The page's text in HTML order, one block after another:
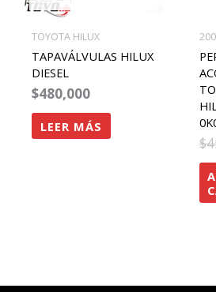
TOYOTA HILUX
TAPAVÁLVULAS HILUX
DIESEL
$480,000
LEER MÁS
$